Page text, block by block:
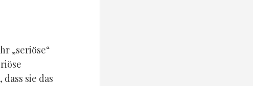
„seriöse“
sie das